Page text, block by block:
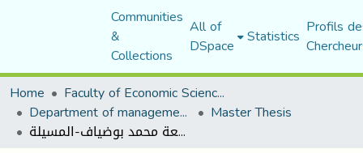
Communities
&
Collections
All of
DSpace Statistics Profils
Home
Faculty of Economic Sciences, Commerce and Management Sciences
Department of management sciences Master Thesis
دور إدارة المعرفـــة فـــي تحسین الأداء التعلیمـــي بكلیة التكنولوجیا بجامعة محمد بوضیاف-المسیلة